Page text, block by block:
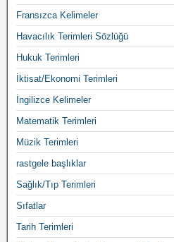
Fransızca Kelimeler
Havacılık Terimleri Sözlüğü
Hukuk Terimleri
İktisat/Ekonomi Terimleri
İngilizce Kelimeler
Matematik Terimleri
Müzik Terimleri
rastgele başlıklar
Sağlık/Tıp Terimleri
Sıfatlar
Tarih Terimleri